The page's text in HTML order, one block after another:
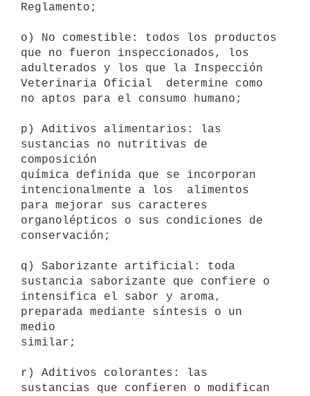
Reglamento;
o) No comestible: todos los productos
que no fueron inspeccionados, los
adulterados y los que la Inspección
Veterinaria Oficial  determine como
no aptos para el consumo humano;
p) Aditivos alimentarios: las
sustancias no nutritivas de
composición
química definida que se incorporan
intencionalmente a los  alimentos
para mejorar sus caracteres
organolépticos o sus condiciones de
conservación;
q) Saborizante artificial: toda
sustancia saborizante que confiere o
intensifica el sabor y aroma,
preparada mediante síntesis o un
medio
similar;
r) Aditivos colorantes: las
sustancias que confieren o modifican